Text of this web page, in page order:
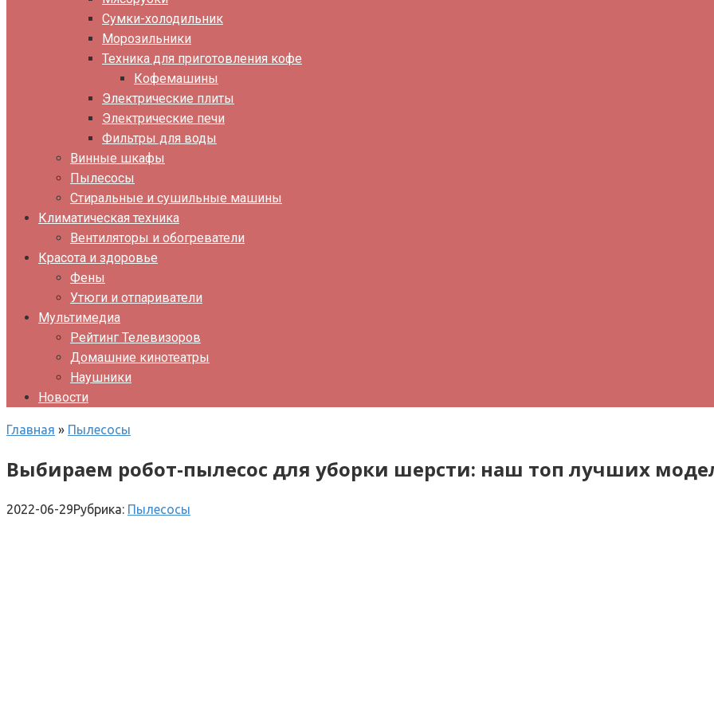
Сумки-холодильник
Морозильники
Техника для приготовления кофе
Кофемашины
Электрические плиты
Электрические печи
Фильтры для воды
Винные шкафы
Пылесосы
Стиральные и сушильные машины
Климатическая техника
Вентиляторы и обогреватели
Красота и здоровье
Фены
Утюги и отпариватели
Мультимедиа
Рейтинг Телевизоров
Домашние кинотеатры
Наушники
Новости
Главная » Пылесосы
Выбираем робот-пылесос для уборки шерсти: наш топ лучших
2022-06-29Рубрика: Пылесосы